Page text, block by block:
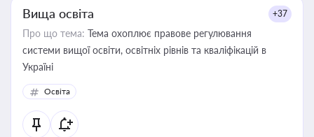
Вища освіта +37
Про що тема: Тема охоплює правове регулювання
системи вищої освіти, освітніх рівнів та кваліфікацій в
Україні
Освіта